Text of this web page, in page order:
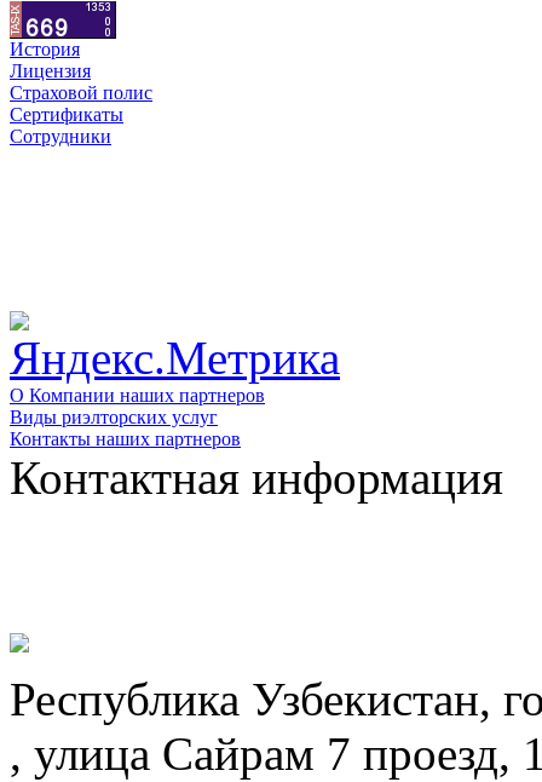
История
Лицензия
Страховой полис
Сертификаты
Сотрудники
О Компании наших партнеров
Виды риэлторских услуг
Контакты наших партнеров
Контактная информация
Республика Узбекистан,
, улица Сайрам 7 проезд,